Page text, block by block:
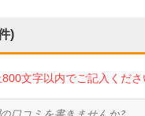
)
文字以内でご記入くださ